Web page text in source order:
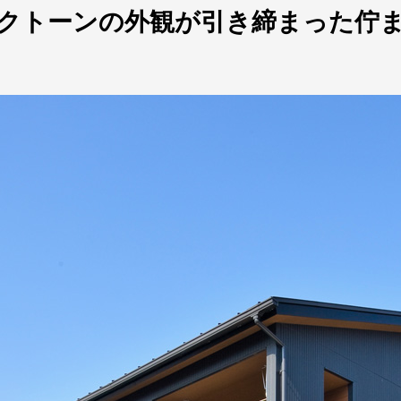
トーンの外観が引き締まった佇